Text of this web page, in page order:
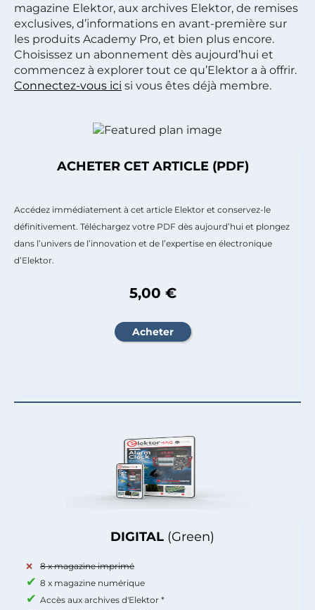
magazine Elektor, aux archives Elektor, de remises
exclusives, d’informations en avant-première sur
les produits Academy Pro, et bien plus encore.
Choisissez un abonnement dès aujourd’hui et
commencez à explorer tout ce qu’Elektor a à offrir.
Connectez-vous ici si vous êtes déjà membre.
DIGITAL (Green)
8 x magazine imprimé
8 x magazine numérique
Accès aux archives d'Elektor *
ACHETER CET ARTICLE (PDF)
Accédez immédiatement à cet article Elektor et conservez-le
définitivement. Téléchargez votre PDF dès aujourd’hui et plongez
dans l’univers de l’innovation et de l’expertise en électronique
d’Elektor.
5,00 €